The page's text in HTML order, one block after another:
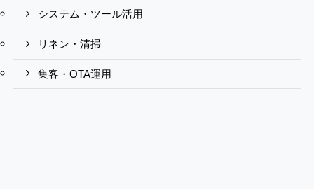
システム・ツール活用
リネン・清掃
集客・OTA運用